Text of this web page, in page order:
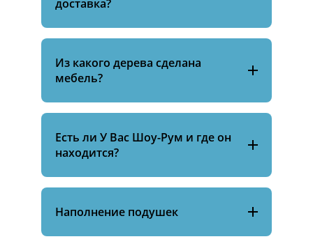
доставка?
Из какого дерева сделана
мебель?
Есть ли У Вас Шоу-Рум и где он
находится?
Наполнение подушек